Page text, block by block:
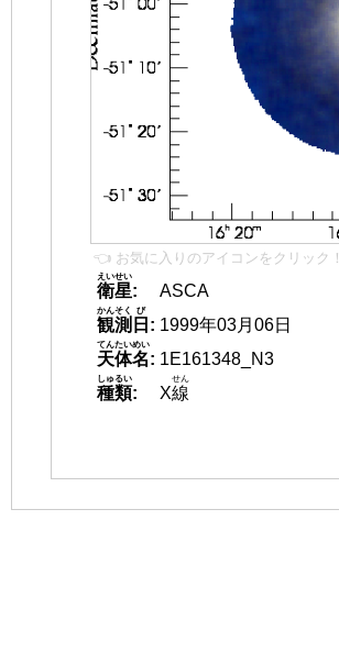
👈 お気に入りのアイコンをクリック！
衛星
えいせい
:
ASCA
観測
かんそく
日
び
: 1999年03月06日
天体名
てんたいめい
: 1E161348_N3
種類
しゅるい
: X線
せん